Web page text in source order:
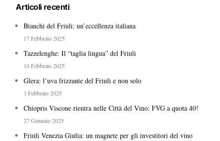
Articoli recenti
Bianchi del Friuli: un’eccellenza italiana
17 Febbraio 2025
Tazzelenghe: Il “taglia lingua” del Friuli
10 Febbraio 2025
Glera: l’uva frizzante del Friuli e non solo
3 Febbraio 2025
Chiopris Viscone rientra nelle Città del Vino: FVG a quota 40!
27 Gennaio 2025
Friuli Venezia Giulia: un magnete per gli investitori del vino